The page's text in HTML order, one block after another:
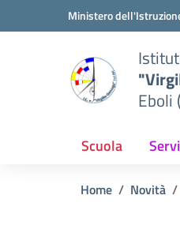
Vai ai contenuti
Vai al menu di navigazione
Ministero
Eboli
Scuola
Home Novità